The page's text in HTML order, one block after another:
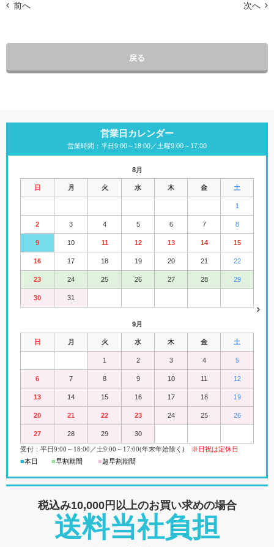
前へ 次へ
戻る
営業日カレンダー
営業時間：平日9:00～18:00／土曜9:00～17:00
8月
日 月 火 水 木 金 土
1
2 3 4 5 6 7 8
9 10 11 12 13 14 15
16 17 18 19 20 21 22
23 24 25 26 27 28 29
30 31
9月
日 月 火 水 木 金 土
1 2 3 4 5
6 7 8 9 10 11 12
13 14 15 16 17 18 19
20 21 22 23 24 25 26
27 28 29 30
受付：平日9:00 ～18:00 ／ 土9:00 ～ 17:00(年末年始除く) ※日祝は定休日
■本日 ■早割期間 ■超早割期間
税込み10,000円以上のお買い求めの場合
送料当社負担